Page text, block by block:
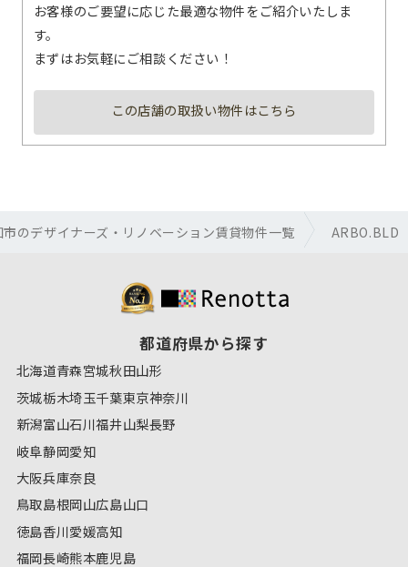
お客様のご要望に応じた最適な物件をご紹介いたしま
す。
まずはお気軽にご相談ください！
この店舗の取扱い物件はこちら
市のデザイナーズ・リノベーション賃貸物件一覧 ARBO.BLD
都道府県から探す
北海道青森宮城秋田山形
茨城栃木埼玉千葉東京神奈川
新潟富山石川福井山梨長野
岐阜静岡愛知
大阪兵庫奈良
鳥取島根岡山広島山口
徳島香川愛媛高知
福岡長崎熊本鹿児島